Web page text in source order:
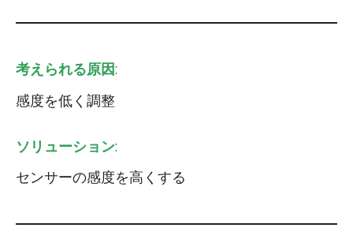
考えられる原因:
感度を低く調整
ソリューション:
センサーの感度を高くする